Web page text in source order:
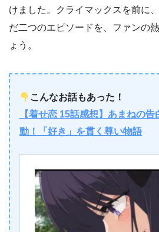
けました。クライマックスを前に
だ二つのエピソードを、ファンの
ょう。
こんなお話もあった！
【着せ恋 15話感想】あまねの
動！「好き」を貫く尊い物語